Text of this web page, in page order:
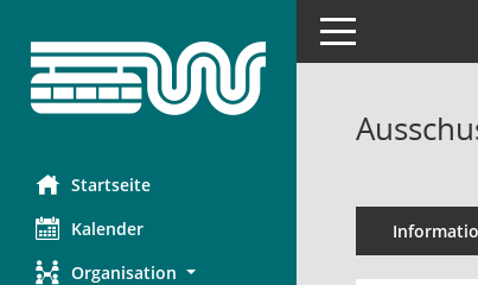
Startseite
Kalender
Organisation
Toggle navigation